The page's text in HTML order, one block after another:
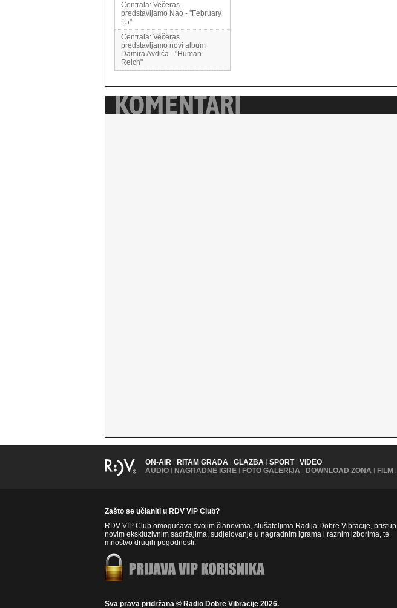
Centrala: Večeras
predstavljamo Nao - "February
15"
Centrala: Večeras
predstavljamo novi album
Damira Avdića - "Human
Reich"
ON-AIR | RITAM GRADA | GLAZBA | SPORT | VIDEO
AUDIO | NAGRADNE IGRE | FOTO GALERIJA | DOWNLOAD ZONA | FILM |
Zašto se učlaniti u RDV VIP Club?
RDV VIP Club omogućava svojim članovima, slušateljima Radija Dobre Vibracije, pristup
novim ekskluzivnim sadržajima, sudjelovanje u nagradnim igrama i raznim izborima, te
mnoštvo drugih pogodnosti.
Sva prava pridržana © Radio Dobre Vibracije 2026.